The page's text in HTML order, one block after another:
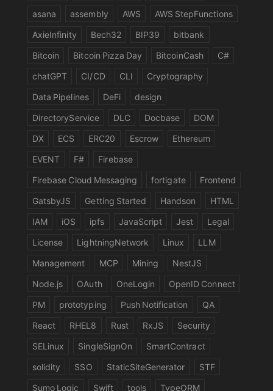
asana
assembly AWS
AWS StepFunctions
AxieInfinity
Bech32 BIP39
bitbank
Bitcoin
Bitcoin Pizza Day BitcoinCash
C#
chatGPT
CI/CD CLI
Cryptography
Data Pipelines
DeFi
design
DirectoryService
DLC Docbase
DOM
DX
ECS ERC20 Escrow
Ethereum
EVENT
F#
Firebase
Firebase Cloud Messaging
fortigate
Frontend
GatsbyJS
Getting Started Handson
HTML
IAM
iOS ipfs JavaScript Jest
Legal
License
LightningNetwork Linux
LLM
Management
MCP Mining
NestJS
Node.js
OAuth OneLogin
OpenID Connect
PM
prototyping Push Notification
QA
React
RHEL8 Rust RxJS
Security
SELinux
SingleSignOn
SmartContract
solidity
SSO StaticSiteGenerator
STF
Sumo Logic
Swift tools TypeORM